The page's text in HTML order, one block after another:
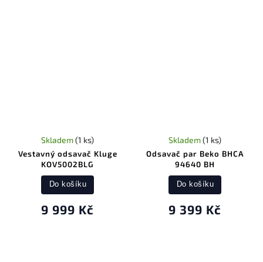
Vestavný odsavač Kluge
KOV5002BLG
Skladem(1 ks)
9 999 Kč
Do košíku
Odsavač par Beko BHCA
94640 BH
Skladem(1 ks)
9 399 Kč
Do košíku